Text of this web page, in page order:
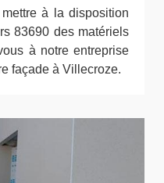
à la disposition
83690 des matériels
à notre entreprise
façade à Villecroze.